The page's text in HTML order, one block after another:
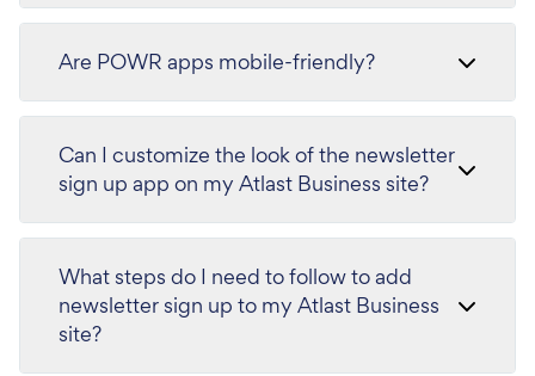
Are POWR apps mobile-friendly?
Can I customize the look of the newsletter
sign up app on my Atlast Business site?
What steps do I need to follow to add
newsletter sign up to my Atlast Business
site?